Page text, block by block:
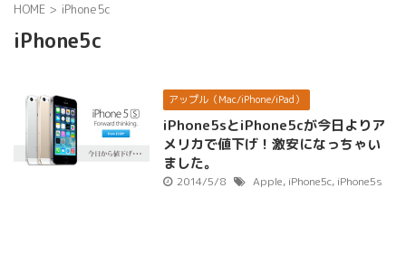
HOME > iPhone5c
iPhone5c
アップル（Mac/iPhone/iPad）
iPhone5sとiPhone5cが今日よりア
メリカで値下げ！激安になっちゃい
ました。
2014/5/8 Apple, iPhone5c, iPhone5s